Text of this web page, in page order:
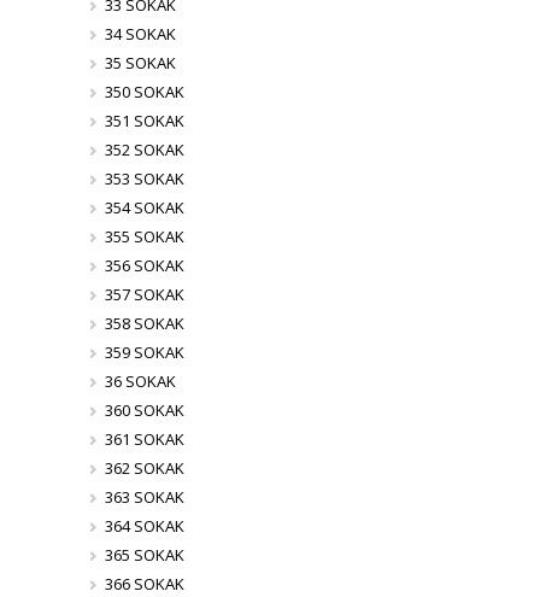
33 SOKAK
34 SOKAK
35 SOKAK
350 SOKAK
351 SOKAK
352 SOKAK
353 SOKAK
354 SOKAK
355 SOKAK
356 SOKAK
357 SOKAK
358 SOKAK
359 SOKAK
36 SOKAK
360 SOKAK
361 SOKAK
362 SOKAK
363 SOKAK
364 SOKAK
365 SOKAK
366 SOKAK